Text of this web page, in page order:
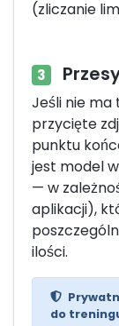
(zliczanie
3
Jeśli nie ma
przycięte
punktu
jest model
— w
aplikacji),
ilości.
do